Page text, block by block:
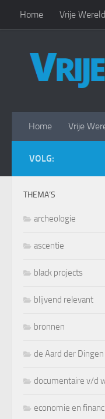
Doorgaan naar inhoud
Home Vrije Wereld
Home Vrije
VOLG:
THEMA’S
archeologie
ascentie
black projects
blijvend relevant
bronnen
de Aard der Dingen
documentaire v/d
economie en